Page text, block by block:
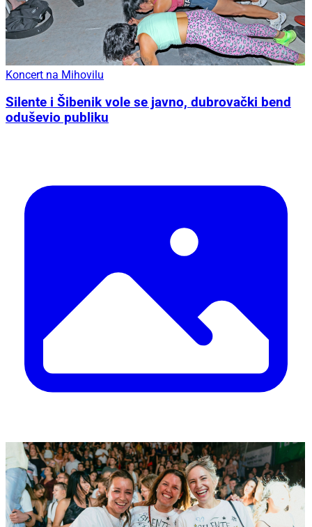
Koncert na Mihovilu
Silente i Šibenik vole se javno, dubrovački bend
oduševio publiku